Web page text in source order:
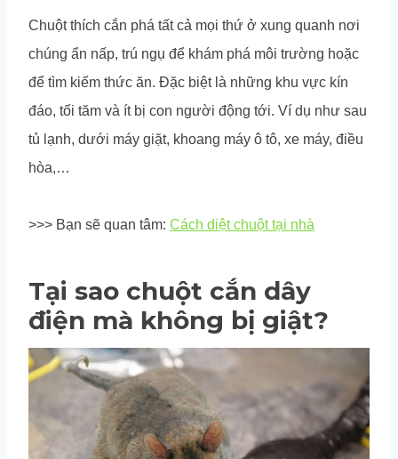
Chuột thích cắn phá tất cả mọi thứ ở xung quanh nơi
chúng ẩn nấp, trú ngụ để khám phá môi trường hoặc
để tìm kiếm thức ăn. Đặc biệt là những khu vực kín
đáo, tối tăm và ít bị con người động tới. Ví dụ như sau
tủ lạnh, dưới máy giặt, khoang máy ô tô, xe máy, điều
hòa,…
>>> Bạn sẽ quan tâm: Cách diệt chuột tại nhà
Tại sao chuột cắn dây
điện mà không bị giật?